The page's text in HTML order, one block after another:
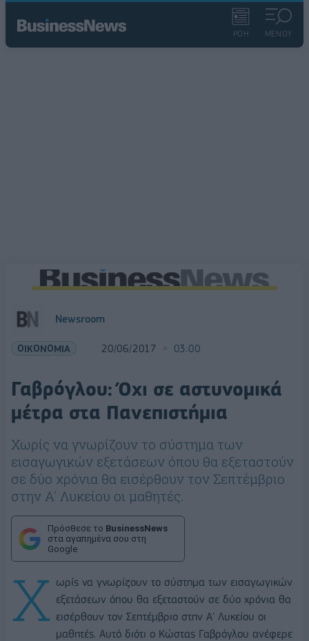
ΡΟΗ ΜΕΝΟΥ
Newsroom
ΟΙΚΟΝΟΜΙΑ 20/06/2017 03:00
Γαβρόγλου: Όχι σε αστυνομικά
μέτρα στα Πανεπιστήμια
Χωρίς να γνωρίζουν το σύστημα των
εισαγωγικών εξετάσεων όπου θα εξεταστούν
σε δύο χρόνια θα εισέρθουν τον Σεπτέμβριο
στην Α' Λυκείου οι μαθητές.
Πρόσθεσε το BusinessNews
στα αγαπημένα σου στη
Google
Χ ωρίς να γνωρίζουν το σύστημα των εισαγωγικών
εξετάσεων όπου θα εξεταστούν σε δύο χρόνια θα
εισέρθουν τον Σεπτέμβριο στην Α' Λυκείου οι
μαθητές. Αυτό διότι ο Κώστας Γαβρόγλου ανέφερε